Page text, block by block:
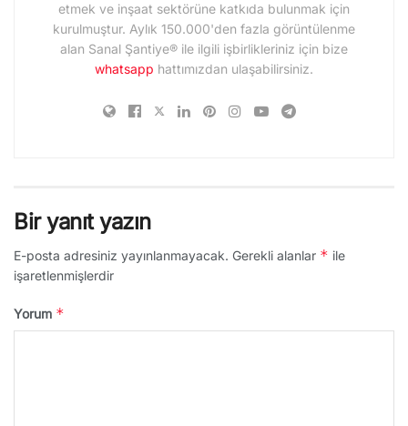
etmek ve inşaat sektörüne katkıda bulunmak için
kurulmuştur. Aylık 150.000'den fazla görüntülenme
alan Sanal Şantiye® ile ilgili işbirlikleriniz için bize
whatsapp hattımızdan ulaşabilirsiniz.
Bir yanıt yazın
E-posta adresiniz yayınlanmayacak. Gerekli alanlar * ile
işaretlenmişlerdir
Yorum *